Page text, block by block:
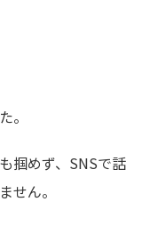
。
掴めず、SNSで話
せん。